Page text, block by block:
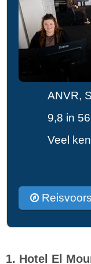
ANVR,
9,8 in
Veel
1. Hotel El